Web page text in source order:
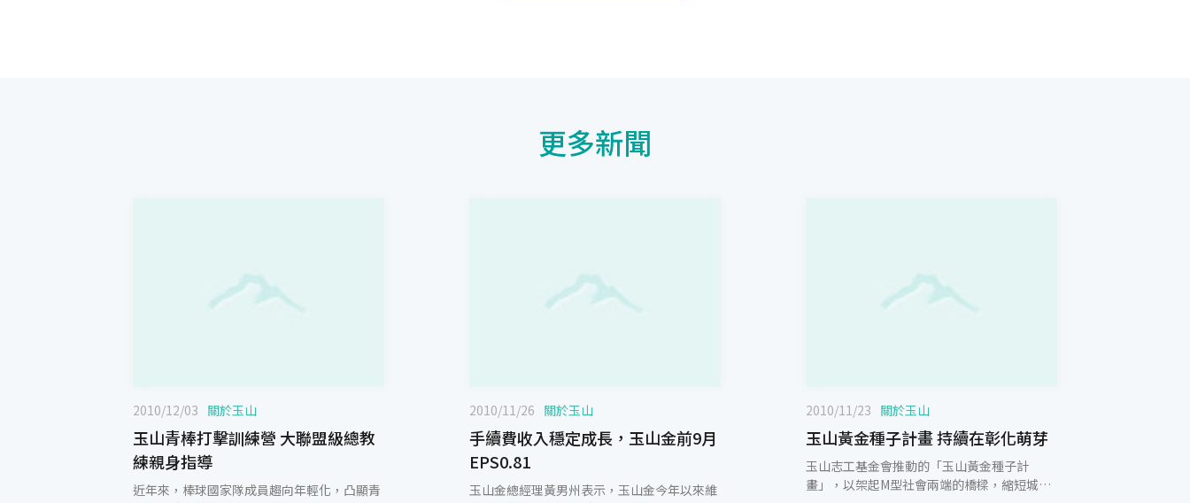
更多新聞
2010/12/03 關於玉山
玉山青棒打擊訓練營 大聯盟級總教
練親身指導
近年來，棒球國家隊成員趨向年輕化，凸顯青
2010/11/26 關於玉山
手續費收入穩定成長，玉山金前9月
EPS0.81
玉山金總經理黃男州表示，玉山金今年以來維
2010/11/23 關於玉山
玉山黃金種子計畫 持續在彰化萌芽
玉山志工基金會推動的「玉山黃金種子計
畫」，以架起M型社會兩端的橋樑，縮短城鄉